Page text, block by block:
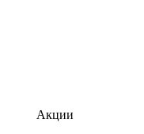
Акции